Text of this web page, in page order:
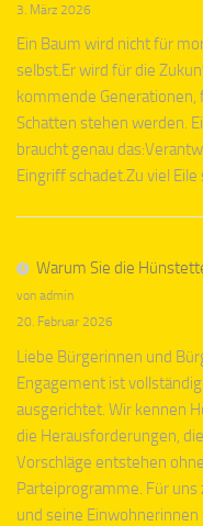
3. März 2026
Ein Baum wird nicht für
selbst.Er wird für die
kommende Generationen,
Schatten stehen werden.
braucht genau
Eingriff schadet.Zu viel
Warum Sie die
von admin
20. Februar 2026
Liebe Bürgerinnen und
Engagement ist
ausgerichtet. Wir kennen
die Herausforderungen,
Vorschläge entstehen
Parteiprogramme. Für
und seine Einwohnerinnen